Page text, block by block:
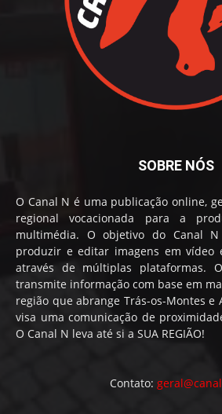
SOBRE NÓS
O Canal N é uma publicação online,
regional vocacionada para a
multimédia. O objetivo do Canal
produzir e editar imagens em vídeo
através de múltiplas plataformas.
transmite informação com base em
região que abrange Trás-os-Montes e
visa uma comunicação de
O Canal N leva até si a SUA REGIÃO!
Contato: